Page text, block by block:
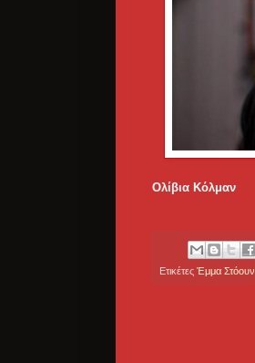
Ολίβια Κόλμαν
Ετικέτες Έμμα Στόουν